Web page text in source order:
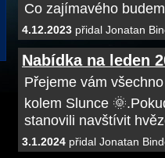
Co zajímavého
4.12.2023 přidal Jonatan
Nabídka na leden
Přejeme vám
kolem Slunce
stanovili navštívit
3.1.2024 přidal Jonatan